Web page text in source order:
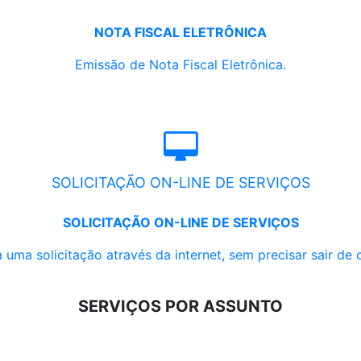
NOTA FISCAL ELETRÔNICA
Emissão de Nota Fiscal Eletrônica.
SOLICITAÇÃO ON-LINE DE SERVIÇOS
SOLICITAÇÃO ON-LINE DE SERVIÇOS
uma solicitação através da internet, sem precisar sair de
SERVIÇOS POR ASSUNTO